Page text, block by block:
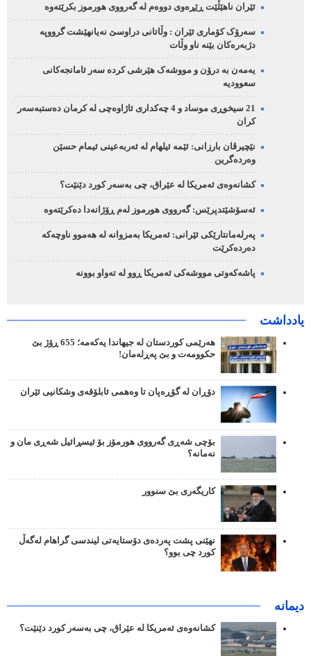
ئێران ناهێڵێت ڕێڕەوی دووەم لە گەرووی هورموز بکرێتەوە
سەرۆک کۆماری ئێران : وڵاتانی دراوسێ نەیانهێشت گرووپە
دژبەرەکان بێنە ناو وڵات
یەمەن بە درۆن و مووشەک هێرشی کردە سەر ئامانجەکانی
سعوودیە
21 سیخوڕی موساد و 4 چەکداری ئاژاوەچی لە کرمان دەستبەسەر
کران
نێچیرڤان بارزانی: ئێمە ئیلهام لە ئەربەعینی ئیمام حسێن
وەردەگرین
کشانەوەی ئەمریکا لە عێراق، چی بەسەر کورد دێنێت؟
ئەسۆشێتدپرێس: گەرووی هورموز لەم ڕۆژانەدا دەکرێتەوە
پەرلەمانتارێکی ئێرانی: ئەمریکا بەمزوانە لە هەموو ناوچەکە
دەردەکرێت
پاشەکەوتی مووشەکی ئەمریکا ڕوو لە تەواو بوونە
یادداشت
هەرێمی کوردستان لە جیهاندا یەکەمە؛ 655 ڕۆژ بێ
حکوومەت و بێ پەڕلەمان!
دۆڕان لە گۆڕەپان تا وەهمی ئابلۆقەی وشکانیی ئێران
بۆچی شەڕی گەرووی هورمۆز بۆ ئیسڕائیل شەڕی مان و
نەمانە؟
کاریگەری بێ سنوور
نهێنی پشت پەردەی دۆستایەتی لیندسی گراهام لەگەڵ
کورد چی بوو؟
دیمانە
کشانەوەی ئەمریکا لە عێراق، چی بەسەر کورد دێنێت؟